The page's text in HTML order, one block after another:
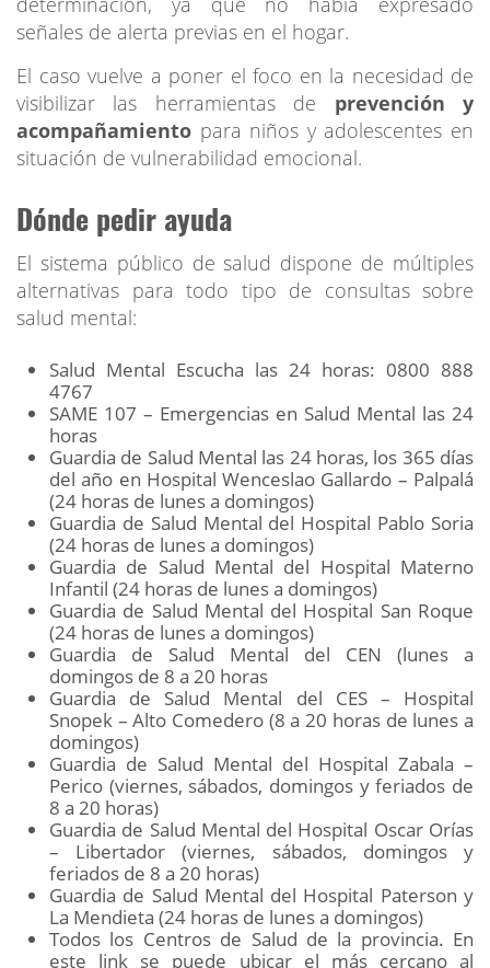
señales de alerta previas en el hogar.
El caso vuelve a poner el foco en la necesidad de
visibilizar las herramientas de prevención y
acompañamiento para niños y adolescentes en
situación de vulnerabilidad emocional.
Dónde pedir ayuda
El sistema público de salud dispone de múltiples
alternativas para todo tipo de consultas sobre
salud mental:
Salud Mental Escucha las 24 horas: 0800 888
4767
SAME 107 – Emergencias en Salud Mental las 24
horas
Guardia de Salud Mental las 24 horas, los 365 días
del año en Hospital Wenceslao Gallardo – Palpalá
(24 horas de lunes a domingos)
Guardia de Salud Mental del Hospital Pablo Soria
(24 horas de lunes a domingos)
Guardia de Salud Mental del Hospital Materno
Infantil (24 horas de lunes a domingos)
Guardia de Salud Mental del Hospital San Roque
(24 horas de lunes a domingos)
Guardia de Salud Mental del CEN (lunes a
domingos de 8 a 20 horas
Guardia de Salud Mental del CES – Hospital
Snopek – Alto Comedero (8 a 20 horas de lunes a
domingos)
Guardia de Salud Mental del Hospital Zabala –
Perico (viernes, sábados, domingos y feriados de
8 a 20 horas)
Guardia de Salud Mental del Hospital Oscar Orías
– Libertador (viernes, sábados, domingos y
feriados de 8 a 20 horas)
Guardia de Salud Mental del Hospital Paterson y
La Mendieta (24 horas de lunes a domingos)
Todos los Centros de Salud de la provincia. En
este link se puede ubicar el más cercano al